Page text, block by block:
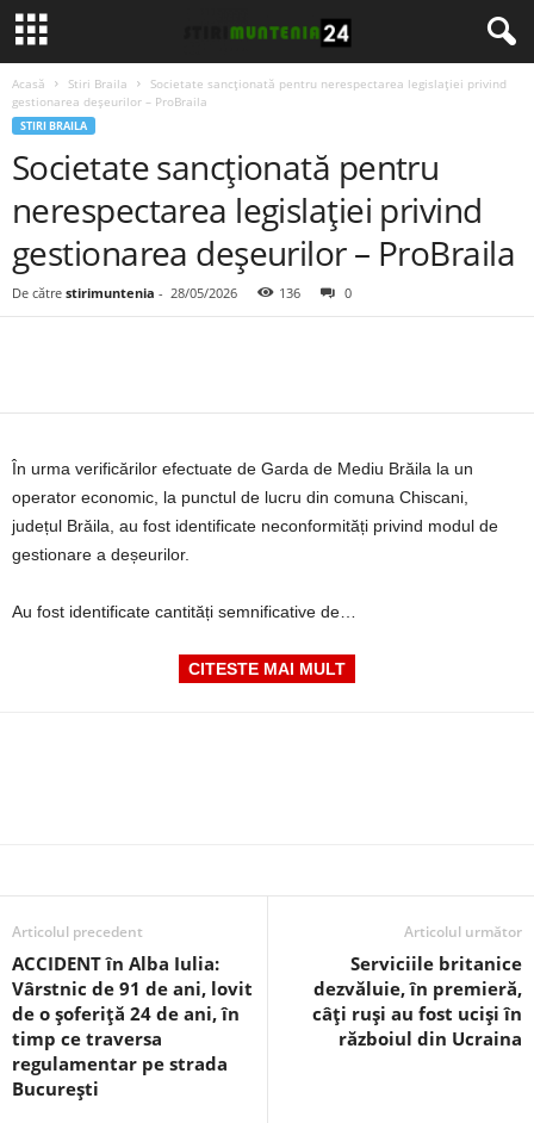
Acasă Stiri Braila
Societate sancționată pentru nerespectarea legislației privind
gestionarea deșeurilor – ProBraila
STIRI BRAILA
Societate sancționată pentru
nerespectarea legislației privind
gestionarea deșeurilor – ProBraila
De către stirimuntenia - 28/05/2026 136 0
În urma verificărilor efectuate de Garda de Mediu Brăila la un
operator economic, la punctul de lucru din comuna Chiscani,
județul Brăila, au fost identificate neconformități privind modul de
gestionare a deșeurilor.
Au fost identificate cantități semnificative de…
CITESTE MAI MULT
Articolul precedent
ACCIDENT în Alba Iulia:
Vârstnic de 91 de ani, lovit
de o șoferiță 24 de ani, în
timp ce traversa
regulamentar pe strada
București
Articolul următor
Serviciile britanice
dezvăluie, în premieră,
câți ruși au fost uciși în
războiul din Ucraina